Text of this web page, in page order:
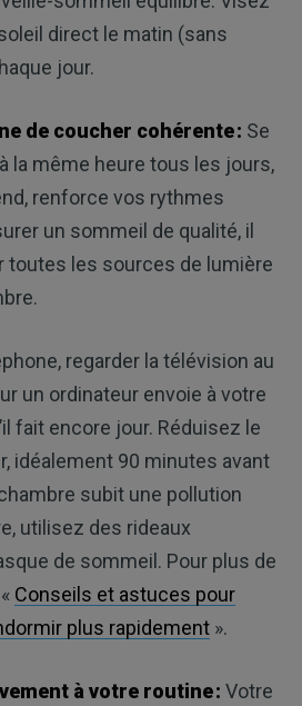
direct le matin (sans
jour.
de coucher cohérente : Se
la même heure tous les jours,
renforce vos rythmes
un sommeil de qualité, il
toutes les sources de lumière
regarder la télévision au
un ordinateur envoie à votre
fait encore jour. Réduisez le
idéalement 90 minutes avant
subit une pollution
utilisez des rideaux
de sommeil. Pour plus de
Conseils et astuces pour
plus rapidement».
à votre routine : Votre